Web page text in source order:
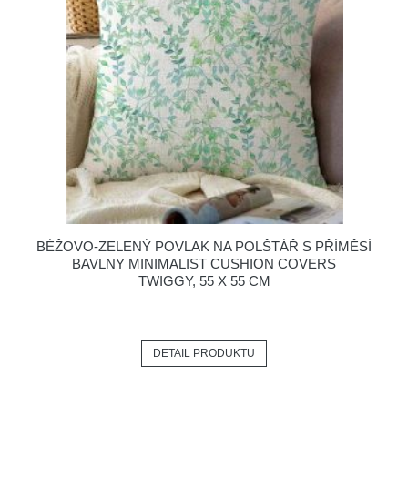
BÉŽOVO-ZELENÝ POVLAK NA POLŠTÁŘ S PŘÍMĚSÍ
BAVLNY MINIMALIST CUSHION COVERS
TWIGGY, 55 X 55 CM
DETAIL PRODUKTU